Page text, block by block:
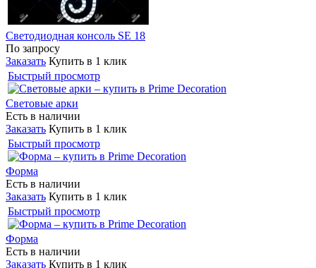
Светодиодная консоль SE 18
По запросу
Заказать Купить в 1 клик
Быстрый просмотр
Световые арки
Есть в наличии
Заказать Купить в 1 клик
Быстрый просмотр
Форма
Есть в наличии
Заказать Купить в 1 клик
Быстрый просмотр
Форма
Есть в наличии
Заказать Купить в 1 клик